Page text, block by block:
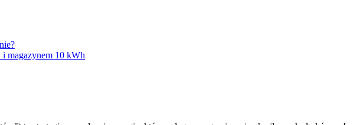
magazynem 10 kWh